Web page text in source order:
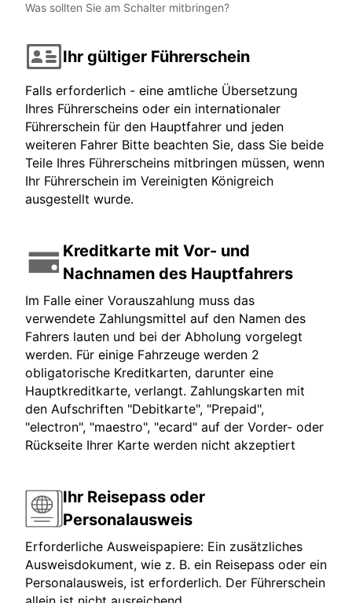
Was sollten Sie am Schalter mitbringen?
Ihr gültiger Führerschein
Falls erforderlich - eine amtliche Übersetzung
Ihres Führerscheins oder ein internationaler
Führerschein für den Hauptfahrer und jeden
weiteren Fahrer Bitte beachten Sie, dass Sie beide
Teile Ihres Führerscheins mitbringen müssen, wenn
Ihr Führerschein im Vereinigten Königreich
ausgestellt wurde.
Kreditkarte mit Vor- und
Nachnamen des Hauptfahrers
Im Falle einer Vorauszahlung muss das
verwendete Zahlungsmittel auf den Namen des
Fahrers lauten und bei der Abholung vorgelegt
werden. Für einige Fahrzeuge werden 2
obligatorische Kreditkarten, darunter eine
Hauptkreditkarte, verlangt. Zahlungskarten mit
den Aufschriften "Debitkarte", "Prepaid",
"electron", "maestro", "ecard" auf der Vorder- oder
Rückseite Ihrer Karte werden nicht akzeptiert
Ihr Reisepass oder
Personalausweis
Erforderliche Ausweispapiere: Ein zusätzliches
Ausweisdokument, wie z. B. ein Reisepass oder ein
Personalausweis, ist erforderlich. Der Führerschein